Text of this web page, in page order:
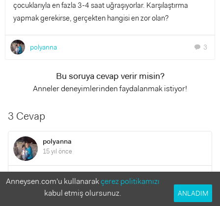
çocuklarıyla en fazla 3-4 saat uğraşıyorlar. Karşılaştırma
yapmak gerekirse, gerçekten hangisi en zor olan?
polyanna chat 3
Bu soruya cevap verir misin?
Anneler deneyimlerinden faydalanmak istiyor!
3 Cevap
polyanna
15 yıl önce
teşekkür ederim arkadaşlar düşüncelerinizi paylaştıgınız için
Anneysen.com'u kullanarakçerez politikamızı
kabul etmiş olursunuz.
ANLADIM